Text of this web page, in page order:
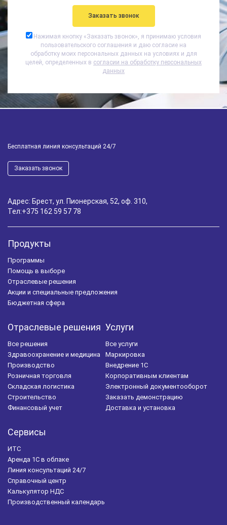
Нажимая кнопку «Заказать звонок», я принимаю условия
пользовательского соглашения и даю согласие на
обработку моих персональных данных на условиях и для
целей, определенных в согласии на обработку персональных
данных
Бесплатная линия консультаций 24/7
Заказать звонок
Адрес: Брест, ул. Пионерская, 52, оф. 310,
Тел:+375 162 59 57 78
Продукты
Программы
Помощь в выборе
Отраслевые решения
Акции и специальные предложения
Бюджетная сфера
Отраслевые решения
Все решения
Здравоохранение и медицина
Производство
Розничная торговля
Складская логистика
Строительство
Финансовый учет
Услуги
Все услуги
Маркировка
Внедрение 1С
Корпоративным клиентам
Электронный документооборот
Заказать демонстрацию
Доставка и установка
Сервисы
ИТС
Аренда 1С в облаке
Линия консультаций 24/7
Справочный центр
Калькулятор НДС
Производственный календарь